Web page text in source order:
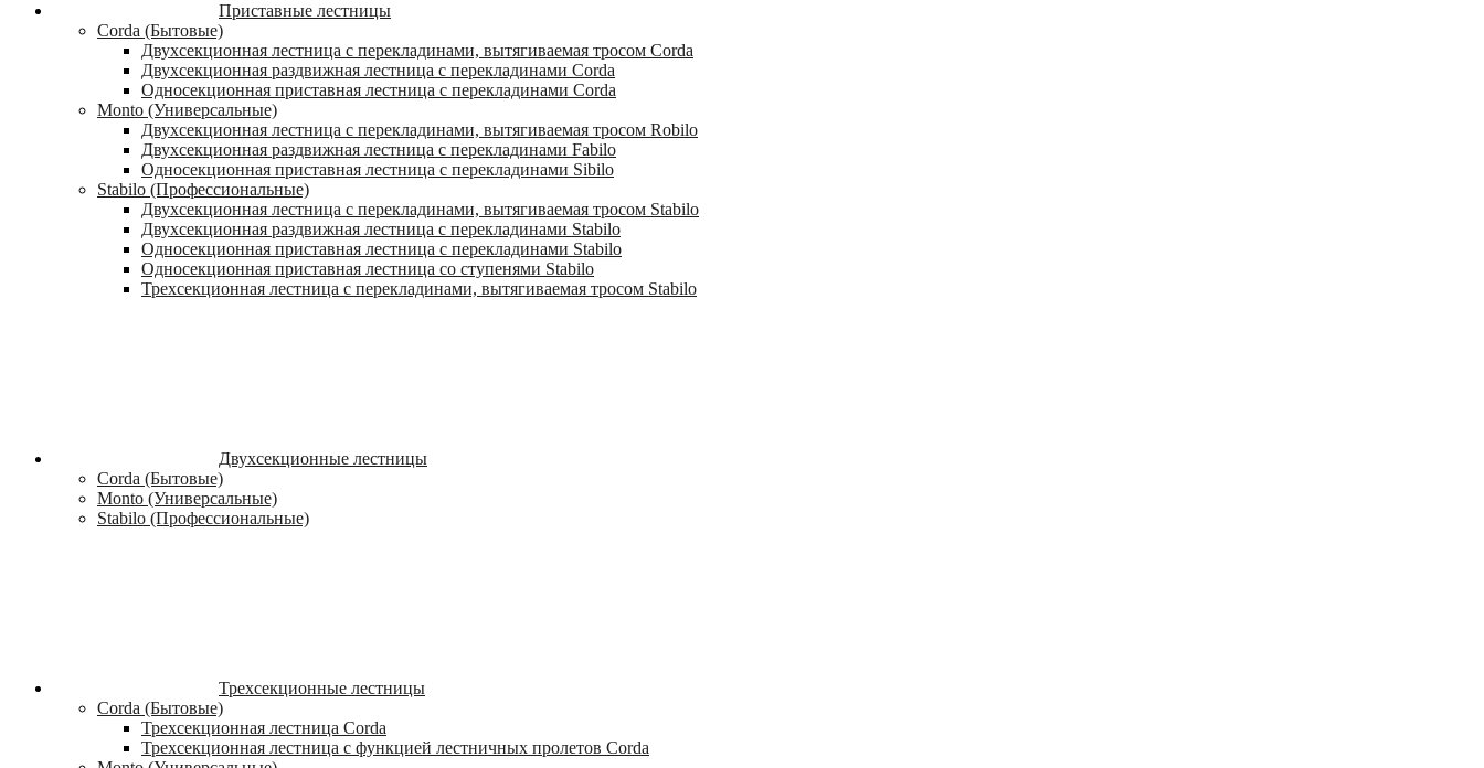
Приставные лестницы
Corda (Бытовые)
Двухсекционная лестница с перекладинами, вытягиваемая тросом Corda
Двухсекционная раздвижная лестница с перекладинами Corda
Односекционная приставная лестница с перекладинами Corda
Monto (Универсальные)
Двухсекционная лестница с перекладинами, вытягиваемая тросом Robilo
Двухсекционная раздвижная лестница с перекладинами Fabilo
Односекционная приставная лестница с перекладинами Sibilo
Stabilo (Профессиональные)
Двухсекционная лестница с перекладинами, вытягиваемая тросом Stabilo
Двухсекционная раздвижная лестница с перекладинами Stabilo
Односекционная приставная лестница с перекладинами Stabilo
Односекционная приставная лестница со ступенями Stabilo
Трехсекционная лестница с перекладинами, вытягиваемая тросом Stabilo
Двухсекционные лестницы
Corda (Бытовые)
Monto (Универсальные)
Stabilo (Профессиональные)
Трехсекционные лестницы
Corda (Бытовые)
Трехсекционная лестница Corda
Трехсекционная лестница с функцией лестничных пролетов Corda